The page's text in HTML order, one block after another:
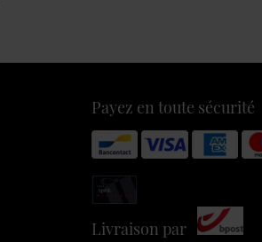
Payez en toute sécurité
Livraison par